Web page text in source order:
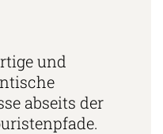
und
abseits der